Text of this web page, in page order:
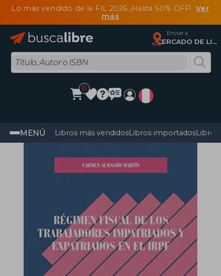
Lo más vendido de la FIL 2026 ¡Hasta 50% OFF! Ver
más
Enviar a
CERCADO DE LIMA, Lima
0
MENÚ Libros más vendidosLibros importadosLibros